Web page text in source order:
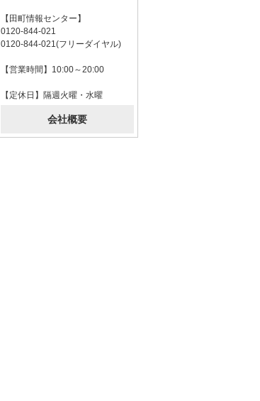
【田町情報センター】
0120-844-021
0120-844-021(フリーダイヤル)
【営業時間】10:00～20:00
【定休日】隔週火曜・水曜
会社概要